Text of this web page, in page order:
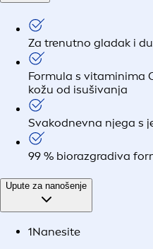
Za trenutno gladak i
Formula s vitaminima
kožu od isušivanja
Svakodnevna njega s
99 % biorazgradiva
Upute za nanošenje
1Nanesite